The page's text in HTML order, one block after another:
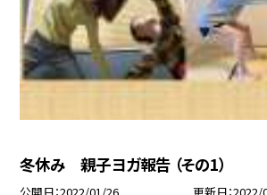
冬休み 親子ヨガ報告 （その1）
公開日 2022/01/26 更新日 2022/